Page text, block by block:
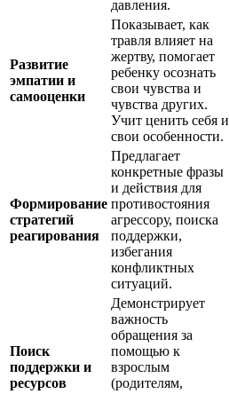
давления.
Развитие
эмпатии и
самооценки
Показывает, как
травля влияет на
жертву, помогает
ребенку осознать
свои чувства и
чувства других.
Учит ценить себя и
свои особенности.
Формирование
стратегий
реагирования
Предлагает
конкретные фразы
и действия для
противостояния
агрессору, поиска
поддержки,
избегания
конфликтных
ситуаций.
Поиск
поддержки и
ресурсов
Демонстрирует
важность
обращения за
помощью к
взрослым
(родителям,